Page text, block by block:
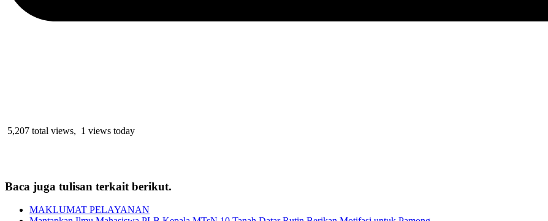
5,207 total views, 1 views today
Baca juga tulisan terkait berikut.
MAKLUMAT PELAYANAN